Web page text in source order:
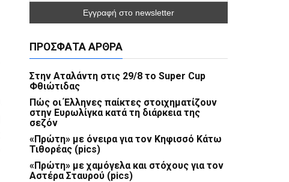
ΠΡΌΣΦΑΤΑ ΆΡΘΡΑ
Στην Αταλάντη στις 29/8 το Super Cup
Φθιώτιδας
Πώς οι Έλληνες παίκτες στοιχηματίζουν
στην Ευρωλίγκα κατά τη διάρκεια της
σεζόν
«Πρώτη» με όνειρα για τον Κηφισσό Κάτω
Τιθορέας (pics)
«Πρώτη» με χαμόγελα και στόχους για τον
Αστέρα Σταυρού (pics)